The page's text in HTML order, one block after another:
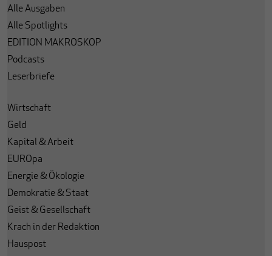
Alle Ausgaben
Alle Spotlights
EDITION MAKROSKOP
Podcasts
Leserbriefe
Wirtschaft
Geld
Kapital & Arbeit
EUROpa
Energie & Ökologie
Demokratie & Staat
Geist & Gesellschaft
Krach in der Redaktion
Hauspost